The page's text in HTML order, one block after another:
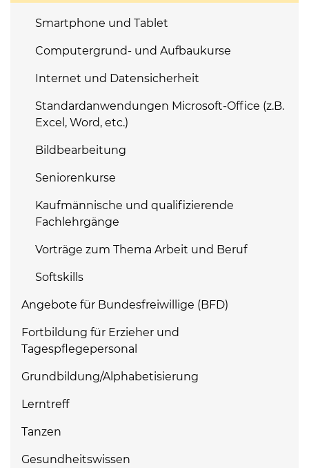
Smartphone und Tablet
Computergrund- und Aufbaukurse
Internet und Datensicherheit
Standardanwendungen Microsoft-Office (z.B.
Excel, Word, etc.)
Bildbearbeitung
Seniorenkurse
Kaufmännische und qualifizierende
Fachlehrgänge
Vorträge zum Thema Arbeit und Beruf
Softskills
Angebote für Bundesfreiwillige (BFD)
Fortbildung für Erzieher und
Tagespflegepersonal
Grundbildung/Alphabetisierung
Lerntreff
Tanzen
Gesundheitswissen